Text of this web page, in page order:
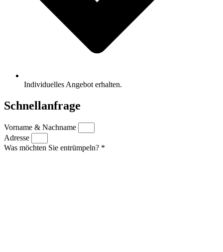
Individuelles Angebot erhalten.
Schnellanfrage
Vorname & Nachname
Adresse
Was möchten Sie entrümpeln? *